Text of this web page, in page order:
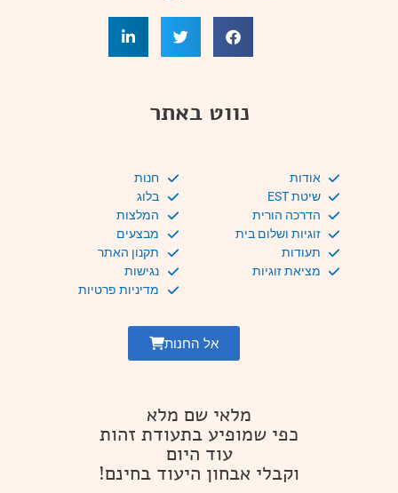
נווט באתר
אודות
שיטת EST
הדרכה הורית
זוגיות ושלום בית
תעודות
מציאת זוגיות
חנות
בלוג
המלצות
מבצעים
תקנון האתר
נגישות
מדיניות פרטיות
אל החנות
מלאי שם מלא
כפי שמופיע בתעודת זהות
עוד היום
וקבלי אבחון היעוד בחינם!